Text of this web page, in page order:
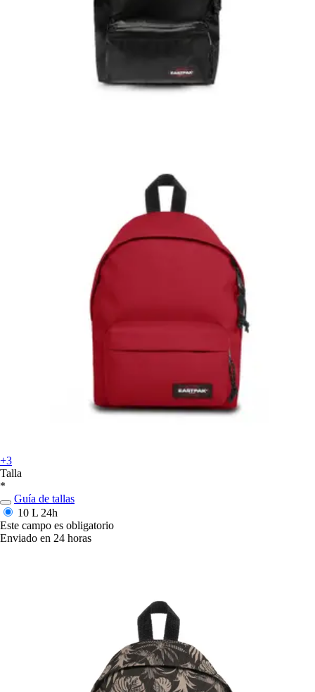
+3
Talla
*
Guía de tallas
10 L 24h
Este campo es obligatorio
Enviado en 24 horas